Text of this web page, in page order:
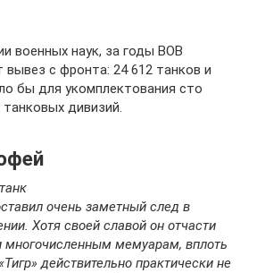
военных наук, за годы ВОВ
с фронта: 24 612 танков и
бы для укомплектования сто
дивизий.
очень заметный след в
Хотя своей славой он отчасти
многочисленным мемуарам, вплоть
действительно практически не